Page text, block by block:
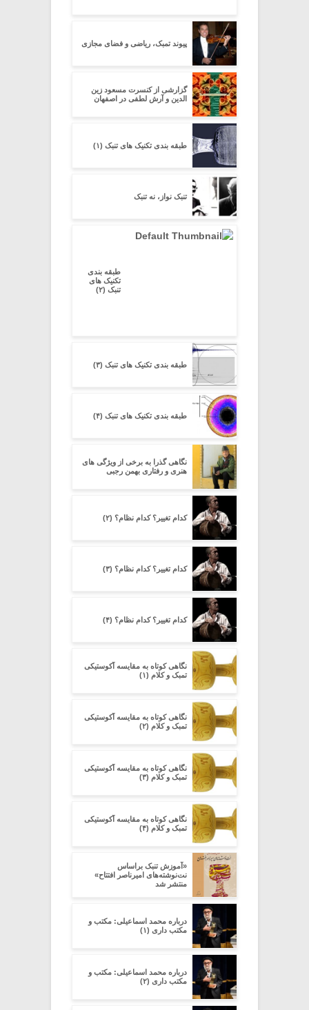
پیوند تمبک، ریاضی و فضای مجازی
گزارشی از کنسرت مسعود زین
الدین و آرش لطفی در اصفهان
طبقه بندی تکنیک های تنبک (۱)
تنبک نواز، نه تنبک
طبقه بندی
تکنیک های
تنبک (۲)
طبقه بندی تکنیک های تنبک (۳)
طبقه بندی تکنیک های تنبک (۴)
نگاهی گذرا به برخی از ویژگی های
هنری و رفتاری بهمن رجبی
کدام تغییر؟ کدام نظام؟ (۲)
کدام تغییر؟ کدام نظام؟ (۳)
کدام تغییر؟ کدام نظام؟ (۴)
نگاهی کوتاه به مقایسه آکوستیکی
تمبک و کلام (۱)
نگاهی کوتاه به مقایسه آکوستیکی
تمبک و کلام (۲)
نگاهی کوتاه به مقایسه آکوستیکی
تمبک و کلام (۳)
نگاهی کوتاه به مقایسه آکوستیکی
تمبک و کلام (۴)
«آموزش تنبک براساس
نت‌نوشته‌های امیرناصر افتتاح»
منتشر شد
درباره محمد اسماعیلی: مکتب و
مکتب داری (۱)
درباره محمد اسماعیلی: مکتب و
مکتب داری (۲)